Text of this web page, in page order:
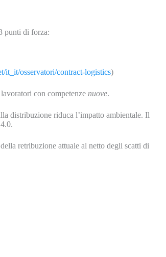
punti di forza:
it_it/osservatori/contract-logistics)
con competenze nuove.
distribuzione riduca l’impatto ambientale. Il
retribuzione attuale al netto degli scatti di